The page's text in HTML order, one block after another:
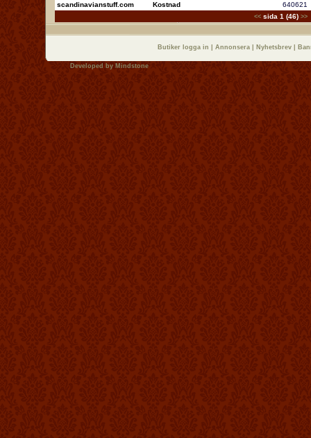
scandinavianstuff.com
Kostnad 640621
<< sida 1 (46) >>
Butiker logga in Annonsera Nyhetsbrev
Developed by Mindstone